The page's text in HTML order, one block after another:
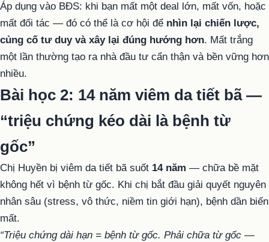
Áp dụng vào BĐS: khi bạn mất một deal lớn, mất vốn, hoặc
mất đối tác — đó có thể là cơ hội để nhìn lại chiến lược,
củng cố tư duy và xây lại đúng hướng hơn. Mất trắng
một lần thường tạo ra nhà đầu tư cẩn thận và bền vững hơn
nhiều.
Bài học 2: 14 năm viêm da tiết bã —
“triệu chứng kéo dài là bệnh từ
gốc”
Chị Huyền bị viêm da tiết bã suốt 14 năm — chữa bề mặt
không hết vì bệnh từ gốc. Khi chị bắt đầu giải quyết nguyên
nhân sâu (stress, vô thức, niềm tin giới hạn), bệnh dần biến
mất.
“Triệu chứng dài hạn = bệnh từ gốc. Phải chữa từ gốc —